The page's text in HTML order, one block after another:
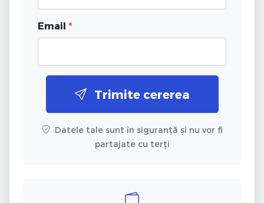
Email *
Trimite cererea
Datele tale sunt în siguranță și nu vor fi
partajate cu terți